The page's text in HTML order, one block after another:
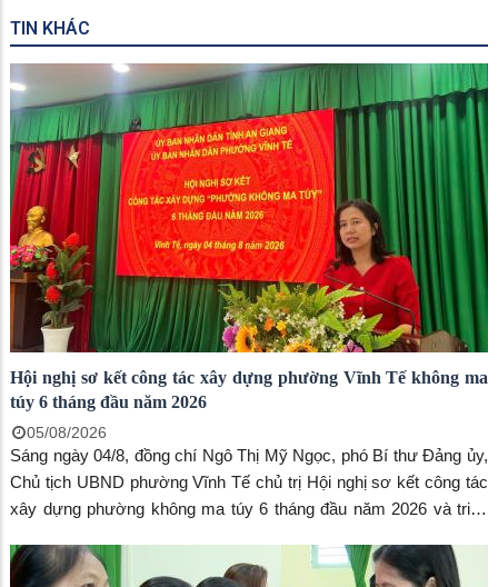
TIN KHÁC
Hội nghị sơ kết công tác xây dựng phường Vĩnh Tế không ma
túy 6 tháng đầu năm 2026
05/08/2026
Sáng ngày 04/8, đồng chí Ngô Thị Mỹ Ngọc, phó Bí thư Đảng ủy,
Chủ tịch UBND phường Vĩnh Tế chủ trị Hội nghị sơ kết công tác
xây dựng phường không ma túy 6 tháng đầu năm 2026 và triển
chí Trang công Cường, Bí thư Đảng ủy, Chủ tịch HĐND phường.